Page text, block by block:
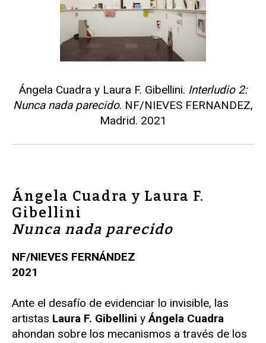
Ángela Cuadra y Laura F. Gibellini. Interludio 2:
Nunca nada parecido. NF/NIEVES FERNANDEZ,
Madrid. 2021
Ángela Cuadra y Laura F.
Gibellini
Nunca nada parecido
NF/NIEVES FERNÁNDEZ
2021
Ante el desafío de evidenciar lo invisible, las
artistas Laura F. Gibellini yÁngela Cuadra
ahondan sobre los mecanismos a través de los